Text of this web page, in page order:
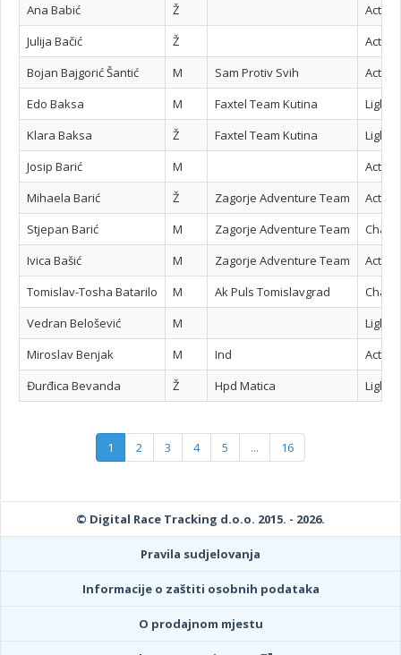
Ana Babić
Ž
Active
Julija Bačić
Ž
Active
Bojan Bajgorić Šantić
M Sam Protiv Svih
Active
Edo Baksa
M Faxtel Team Kutina
Light
Klara Baksa
Ž Faxtel Team Kutina
Light
Josip Barić
M
Active
Mihaela Barić
Ž Zagorje Adventure Team
Active
Stjepan Barić
M Zagorje Adventure Team
Ivica Bašić
M Zagorje Adventure Team
Active
Tomislav-Tosha Batarilo
M Ak Puls Tomislavgrad
Vedran Belošević
M
Light
Miroslav Benjak
M Ind
Active
Đurđica Bevanda
Ž Hpd Matica Light
1 2 3 4 5 ... 16
© Digital Race Tracking d.o.o. 2015. - 2026.
Pravila sudjelovanja
Informacije o zaštiti osobnih podataka
O prodajnom mjestu